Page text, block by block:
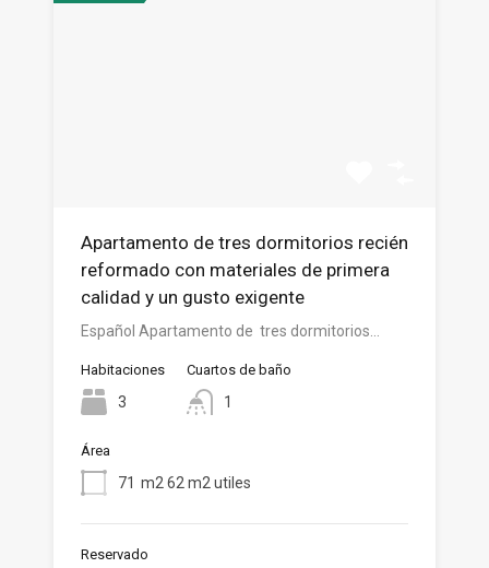
Apartamento de tres dormitorios recién
reformado con materiales de primera
calidad y un gusto exigente
Español Apartamento de tres dormitorios…
Habitaciones
3
Cuartos de baño
1
Área
71 m2 62 m2 utiles
Reservado